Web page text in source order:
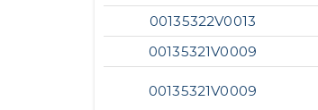
00135322V0013
00135321V0009
00135321V0009